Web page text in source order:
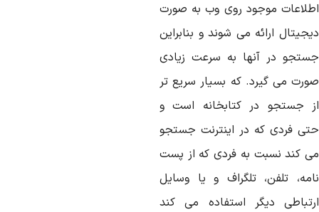
موجود روی وب به صورت
ارائه می شوند وبنابراین
در آنها به سرعت
زیادی
می گیرد. که بسیار سریع تر
جستجو در کتابخانه است
فردی که در اینترنت
جستجو
کند نسبت به فردیکه از پست
تلفن، تلگراف یا
وسایل
دیگر استفاده می
کند